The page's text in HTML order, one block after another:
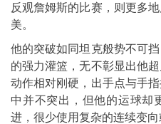
反观詹姆斯的比赛，则更多
美。
他的突破如同坦克般势不可
的强力灌篮，无不彰显出他
动作相对刚硬，出手点与手
中并不突出，但他的运球却
进，很少使用复杂的连续变向